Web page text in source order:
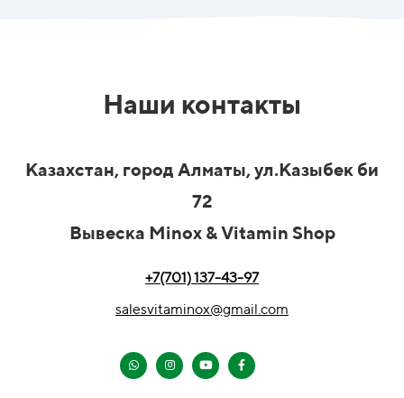
Наши контакты
Казахстан, город Алматы, ул.Казыбек би
72
Вывеска Minox & Vitamin Shop
+7(701) 137-43-97
salesvitaminox@gmail.com